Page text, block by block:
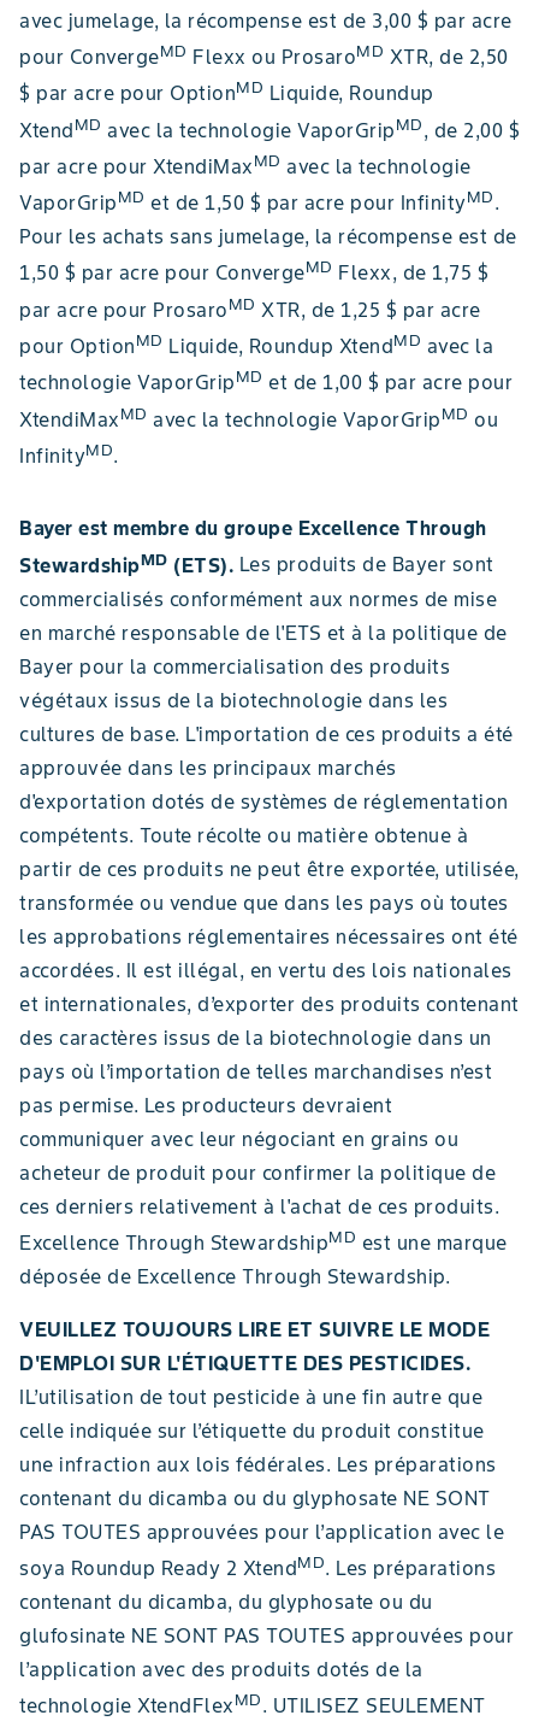
avec jumelage, la récompense est de 3,00 $ par acre
pour ConvergeMD Flexx ou ProsaroMD XTR, de 2,50
$ par acre pour OptionMD Liquide, Roundup
XtendMD avec la technologie VaporGripMD, de 2,00 $
par acre pour XtendiMaxMD avec la technologie
VaporGripMD et de 1,50 $ par acre pour InfinityMD.
Pour les achats sans jumelage, la récompense est de
1,50 $ par acre pour ConvergeMD Flexx, de 1,75 $
par acre pour ProsaroMD XTR, de 1,25 $ par acre
pour OptionMD Liquide, Roundup XtendMD avec la
technologie VaporGripMD et de 1,00 $ par acre pour
XtendiMaxMD avec la technologie VaporGripMD ou
InfinityMD.
Bayer est membre du groupe Excellence Through
StewardshipMD (ETS). Les produits de Bayer sont
commercialisés conformément aux normes de mise
en marché responsable de l'ETS et à la politique de
Bayer pour la commercialisation des produits
végétaux issus de la biotechnologie dans les
cultures de base. L'importation de ces produits a été
approuvée dans les principaux marchés
d'exportation dotés de systèmes de réglementation
compétents. Toute récolte ou matière obtenue à
partir de ces produits ne peut être exportée, utilisée,
transformée ou vendue que dans les pays où toutes
les approbations réglementaires nécessaires ont été
accordées. Il est illégal, en vertu des lois nationales
et internationales, d’exporter des produits contenant
des caractères issus de la biotechnologie dans un
pays où l’importation de telles marchandises n’est
pas permise. Les producteurs devraient
communiquer avec leur négociant en grains ou
acheteur de produit pour confirmer la politique de
ces derniers relativement à l'achat de ces produits.
Excellence Through StewardshipMD est une marque
déposée de Excellence Through Stewardship.
VEUILLEZ TOUJOURS LIRE ET SUIVRE LE MODE
D'EMPLOI SUR L'ÉTIQUETTE DES PESTICIDES.
IL’utilisation de tout pesticide à une fin autre que
celle indiquée sur l’étiquette du produit constitue
une infraction aux lois fédérales. Les préparations
contenant du dicamba ou du glyphosate NE SONT
PAS TOUTES approuvées pour l’application avec le
soya Roundup Ready 2 XtendMD. Les préparations
contenant du dicamba, du glyphosate ou du
glufosinate NE SONT PAS TOUTES approuvées pour
l’application avec des produits dotés de la
technologie XtendFlexMD. UTILISEZ SEULEMENT